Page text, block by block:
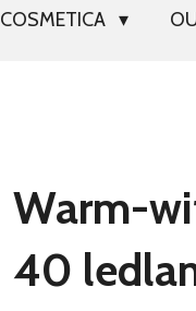
COSMETICA
Warm-
40